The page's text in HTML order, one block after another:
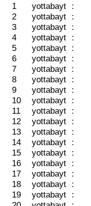
1 yottabayt :
2
yottabayt :
3
yottabayt :
4
yottabayt :
5
yottabayt :
6
yottabayt :
7
yottabayt :
8
yottabayt :
9
yottabayt :
10
yottabayt :
11
yottabayt :
12
yottabayt :
13
yottabayt :
14
yottabayt :
15
yottabayt :
16
yottabayt :
17
yottabayt :
18
yottabayt :
19
yottabayt :